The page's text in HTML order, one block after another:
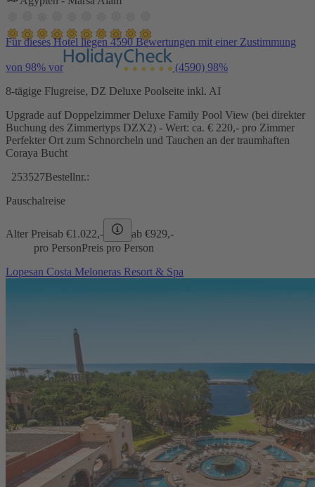
Für dieses Hotel liegen 4590 Bewertungen mit einer Zustimmung
von 98% vor (4590) 98%
8-tägige Flugreise, DZ Deluxe Poolseite inkl. AI
Upgrade auf Doppelzimmer Deluxe Family Pool View (bei direkter
Buchung des Zimmertyps DZX2) - Wert: ca. € 220,- pro Zimmer
Perfekter Ort zum Schnorcheln und Tauchen an der traumhaften
Coraya Bucht
253527Bestellnr.:
Pauschalreise
Alter Preisab €1.022,- ab €929,-
pro PersonPreis pro Person
Lopesan Costa Meloneras Resort & Spa